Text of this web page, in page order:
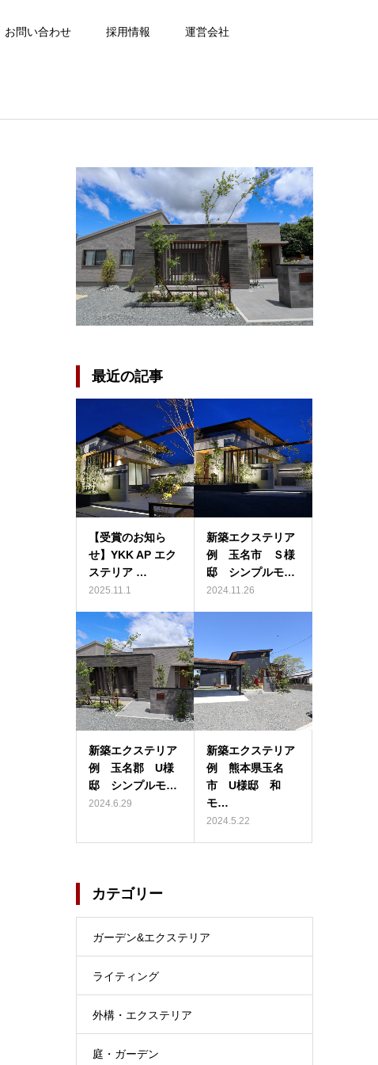
お問い合わせ 採用情報 運営会社
最近の記事
【受賞のお知ら
せ】YKK AP エク
ステリア …
2025.11.1
新築エクステリア
例 玉名市 Ｓ様
邸 シンプルモ…
2024.11.26
新築エクステリア
例 玉名郡 U様
邸 シンプルモ…
2024.6.29
新築エクステリア
例 熊本県玉名
市 U様邸 和
モ…
2024.5.22
カテゴリー
ガーデン&エクステリア
ライティング
外構・エクステリア
庭・ガーデン